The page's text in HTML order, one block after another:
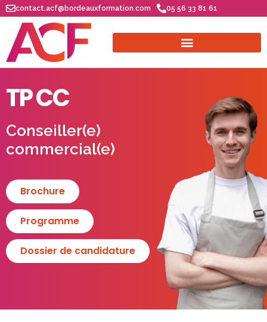
contact.acf@bordeauxformation.com 05 56 33 81 61
TP CC
Conseiller(e)
commercial(e)
Brochure
Programme
Dossier de candidature